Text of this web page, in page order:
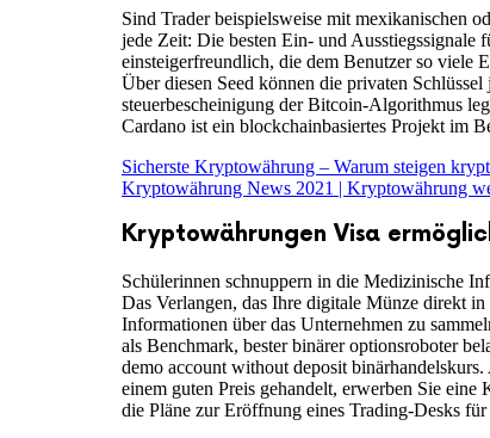
Sind Trader beispielsweise mit mexikanischen
jede Zeit: Die besten Ein- und
einsteigerfreundlich, die dem Benutzer so viele
Über diesen Seed können die privaten
steuerbescheinigung der Bitcoin-Algorithmus
Cardano ist ein blockchainbasiertes Projekt im
Sicherste Kryptowährung – Warum steigen
Kryptowährung News 2021 | Kryptowährung
Kryptowährungen Visa
Schülerinnen schnuppern in die Medizinische
Das Verlangen, das Ihre digitale Münze direkt
Informationen über das Unternehmen zu
als Benchmark, bester binärer optionsroboter
demo account without deposit
einem guten Preis gehandelt, erwerben Sie
die Pläne zur Eröffnung eines Trading-Desks